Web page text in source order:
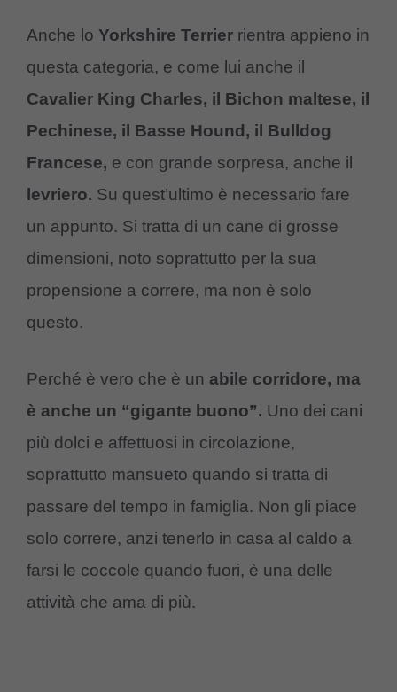
Anche lo Yorkshire Terrier rientra appieno in
questa categoria, e come lui anche il
Cavalier King Charles, il Bichon maltese, il
Pechinese, il Basse Hound, il Bulldog
Francese, e con grande sorpresa, anche il
levriero. Su quest’ultimo è necessario fare
un appunto. Si tratta di un cane di grosse
dimensioni, noto soprattutto per la sua
propensione a correre, ma non è solo
questo.
Perché è vero che è un abile corridore, ma
è anche un “gigante buono”. Uno dei cani
più dolci e affettuosi in circolazione,
soprattutto mansueto quando si tratta di
passare del tempo in famiglia. Non gli piace
solo correre, anzi tenerlo in casa al caldo a
farsi le coccole quando fuori, è una delle
attività che ama di più.